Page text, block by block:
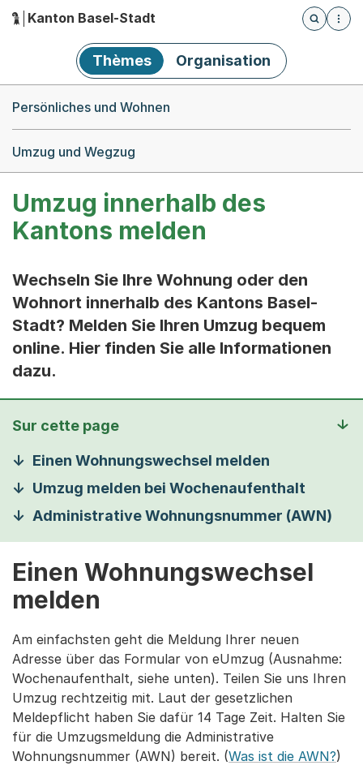
Hauptnavigation
Kanton Basel-Stadt
Öffnet
Thèmes Organisation
Persönliches und Wohnen
Umzug und Wegzug
Umzug innerhalb des
Kantons melden
Wechseln Sie Ihre Wohnung oder den
Wohnort innerhalb des Kantons Basel-
Stadt? Melden Sie Ihren Umzug bequem
online. Hier finden Sie alle Informationen
dazu.
Sur cette page
Einen Wohnungswechsel melden
Umzug melden bei Wochenaufenthalt
Administrative Wohnungsnummer (AWN)
Einen Wohnungswechsel
melden
Am einfachsten geht die Meldung Ihrer neuen
Adresse über das Formular von eUmzug (Ausnahme:
Wochenaufenthalt, siehe unten). Teilen Sie uns Ihren
Umzug rechtzeitig mit. Laut der gesetzlichen
Meldepflicht haben Sie dafür 14 Tage Zeit. Halten Sie
für die Umzugsmeldung die Administrative
Wohnungsnummer (AWN) bereit. (Was ist die AWN?)